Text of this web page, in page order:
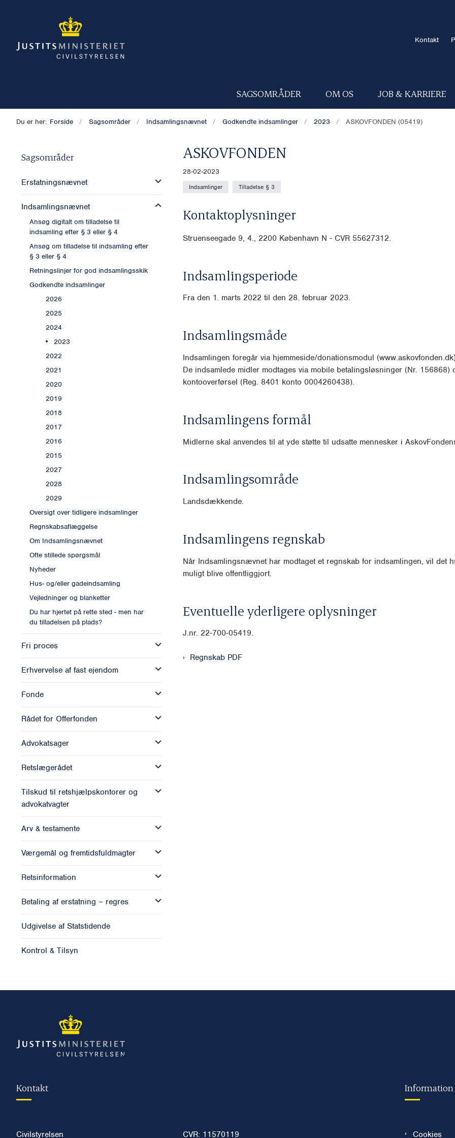
Kontakt
SAGSOMRÅDER OM OS JOB & KARRIERE
Du er her: Forside Sagsområder Indsamlingsnævnet Godkendte indsamlinger 2023 ASKOVFONDEN (05419)
Sagsområder
Erstatningsnævnet
Indsamlingsnævnet
Ansøg digitalt om tilladelse til
indsamling efter § 3 eller § 4
Ansøg om tilladelse til indsamling efter
§ 3 eller § 4
Retningslinjer for god indsamlingsskik
Godkendte indsamlinger
2026
2025
2024
2023
2022
2021
2020
2019
2018
2017
2016
2015
2027
2028
2029
Oversigt over tidligere indsamlinger
Regnskabsaflæggelse
Om Indsamlingsnævnet
Ofte stillede spørgsmål
Nyheder
Hus- og/eller gadeindsamling
Vejledninger og blanketter
Du har hjertet på rette sted - men har
du tilladelsen på plads?
Fri proces
Erhvervelse af fast ejendom
Fonde
Rådet for Offerfonden
Advokatsager
Retslægerådet
Tilskud til retshjælpskontorer og
advokatvagter
Arv & testamente
Værgemål og fremtidsfuldmagter
Retsinformation
Betaling af erstatning – regres
Udgivelse af Statstidende
Kontrol & Tilsyn
ASKOVFONDEN
28-02-2023
Indsamlinger Tilladelse § 3
Kontaktoplysninger
Struenseegade 9, 4., 2200 København N - CVR 55627312.
Indsamlingsperiode
Fra den 1. marts 2022 til den 28. februar 2023.
Indsamlingsmåde
Indsamlingen foregår via hjemmeside/donationsmodul (www.askovfon
De indsamlede midler modtages via mobile betalingsløsninger (Nr. 156868)
kontooverførsel (Reg. 8401 konto 0004260438).
Indsamlingens formål
Midlerne skal anvendes til at yde støtte til udsatte mennesker i AskovFon
Indsamlingsområde
Landsdækkende.
Indsamlingens regnskab
Når Indsamlingsnævnet har modtaget et regnskab for indsamlingen, vil det
muligt blive offentliggjort.
Eventuelle yderligere oplysninger
J.nr. 22-700-05419.
Regnskab PDF
Kontakt
Civilstyrelsen CVR: 11570119
Information
Cookies